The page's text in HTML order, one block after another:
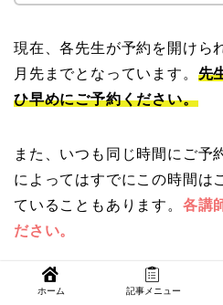
現在、各先生が予約を開けら
月先までとなっています。 先
ひ早めにご予約ください。
また、いつも同じ時間にご予
によってはすでにこの時間は
ていることもあります。 各講
ださい。
ホーム 記事メニュー